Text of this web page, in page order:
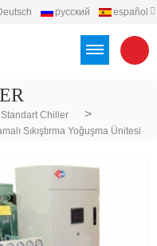
русский
español
Chiller >
Sıkıştırma Yoğuşma Ünitesi